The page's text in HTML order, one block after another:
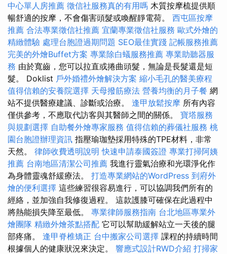
中心單人房推薦 徵信社服務真的有用嗎 木質按摩梳提供順
暢舒適的按摩，不會傷害頭髮或喚醒靜電荷。 西屯區按摩
推薦 合法專業徵信社推薦 宜蘭專業徵信社服務 歐式外燴的
精緻體驗 處理台胞證過期問題 SEO最佳實踐 記帳服務推薦
完美的外燴Buffet方案 專業除白蟻服務推薦 專業助聽器服
務 由於寬齒，您可以拉直或捲曲頭髮，無論是長髮還是短
髮。 Doklist 戶外婚禮外燴解決方案 縮小毛孔的醫美療程
值得信賴的安養院選擇 天母撥筋療法 營養均衡的月子餐 網
站不提供醫療建議、診斷或治療。 逢甲放鬆按摩 所有內容
僅供參考，不應取代訪客與其醫師之間的關係。 寶塔服務
與規劃選擇 自助餐外燴專家服務 值得信賴的葬儀社服務 桃
園台胞證辦理資訊 指壓瑜珈墊採用特殊的TPE材料，非常
天然。 律師收費透明說明 快速申請泰國簽證 專業打掃阿姨
推薦 台南地區清潔公司推薦 我進行靈氣治療和光環淨化作
為身體靈魂舒緩療法。 打造專業網站的WordPress 到府外
燴的便利選擇 這些練習很容易進行，可以協調我們所有的
經絡，並加強自我修復過程。 這款護膝可確保在此過程中
將熱能損失降至最低。 專業律師服務指南 台北地區專業外
燴團隊 精緻外燴茶點搭配 它可以幫助緩解站立一天後的腿
部疼痛。 逢甲脊椎矯正 台中搬家公司選擇 課程的持續時間
根據個人的健康狀況來決定。 響應式設計RWD介紹 打掃家